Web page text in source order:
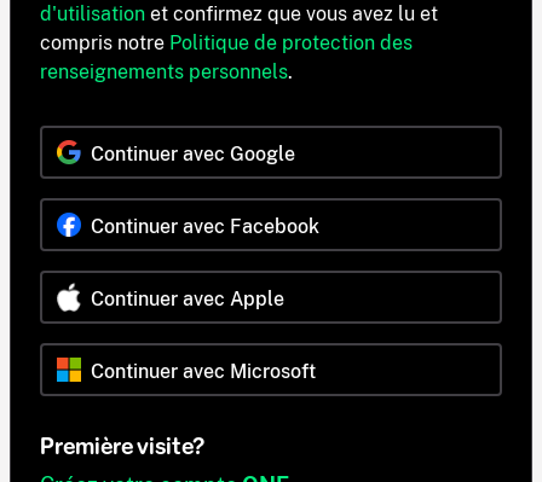
d'utilisation et confirmez que vous avez lu et
compris notre Politique de protection des
renseignements personnels.
Continuer avec Google
Continuer avec Facebook
Continuer avec Apple
Continuer avec Microsoft
Première visite?